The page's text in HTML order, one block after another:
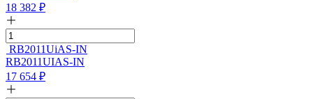
18 382 ₽
RB2011UiAS-IN
RB2011UIAS-IN
17 654 ₽